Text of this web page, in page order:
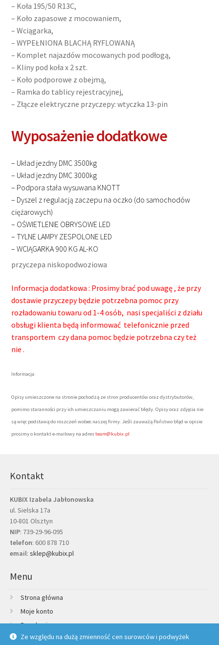
Ze względu na dużą zmienność cen surowców i podwyżek
– Koła 195/50 R13C,
– Koło zapasowe z mocowaniem,
– Wciągarka,
– WYPEŁNIONA BLACHĄ RYFLOWANĄ
– Komplet najazdów mocowanych pod podłogą,
– Kliny pod koła x 2 szt.
– Koło podporowe z obejmą,
– Ramka do tablicy rejestracyjnej,
– Złącze elektryczne przyczepy: wtyczka 13-pin
Wyposażenie dodatkowe
– Układ jezdny DMC 3500kg
– Układ jezdny DMC 3000kg
– Podpora stała wysuwana KNOTT
– Dyszel z regulacją zaczepu na oczko (do samochodów
ciężarowych)
– OŚWIETLENIE OBRYSOWE LED
– TYLNE LAMPY ZESPOLONE LED
– WCIĄGARKA 900 KG AL-KO
przyczepa niskopodwoziowa
Informacja dodatkowa : Prosimy brać pod uwagę , że przy
dostawie przyczepy będzie potrzebna pomoc przy
rozładowaniu towaru od 1-4 osób, nasi specjaliści z działu
obsługi klienta będą informować telefonicznie przed
transportem czy dana pomoc będzie potrzebna czy też
nie .
Informacja:
Opisy umieszczone na stronie pochodzą ze stron producentów oraz dystrybutorów,
pomimo staranności przy ich umieszczaniu mogą zawierać błędy. Opisy oraz zdjęcia nie
są więc podstawą do roszczeń wobec naszej firmy. Jeśli zauważą Państwo błąd w opisie
prosimy o kontakt e-mailowy na adresteam@kubix.pl
Kontakt
KUBIX Izabela Jabłonowska
ul. Sielska 17a
10-801 Olsztyn
NIP: 739-29-96-095
telefon: 600 878 710
email: sklep@kubix.pl
Menu
Strona główna
Moje konto
Regulamin
Polityka prywatności